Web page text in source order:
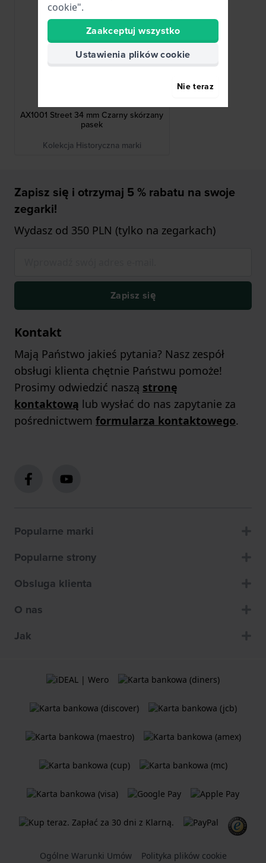
AX1001 Street 34 mm Czarny skórzany
pasek
Kolekcja Historyczna marki
Zapisz się i otrzymaj 5 % rabatu na swoje
zegarki!
Wydasz od 350 PLN (tylko na zegarkach)
Zapisz się
Kontakt
Mają Państwo jakieś pytania? Nasz zespół
obsługi klienta chętnie Państwu pomoże!
Prosimy odwiedzić naszą stronę
kontaktową lub wysłać do nas zapytanie za
pośrednictwem formularza kontaktowego.
Popularne marki
Popularne strony
Obsluga klienta
O nas
Jak
Ogólne Warunki Umów
Polityka plików cookie
cookie".
Zaakceptuj wszystko
Ustawienia plików cookie
Nie teraz